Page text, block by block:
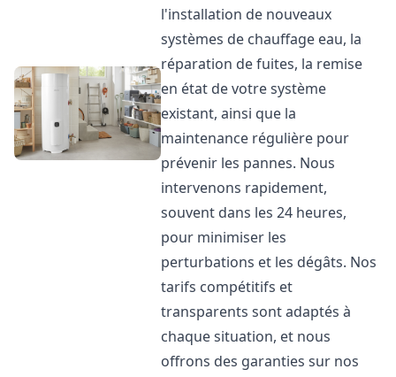
l'installation de nouveaux
systèmes de chauffage eau, la
réparation de fuites, la remise
en état de votre système
existant, ainsi que la
maintenance régulière pour
prévenir les pannes. Nous
intervenons rapidement,
souvent dans les 24 heures,
pour minimiser les
perturbations et les dégâts. Nos
tarifs compétitifs et
transparents sont adaptés à
chaque situation, et nous
offrons des garanties sur nos